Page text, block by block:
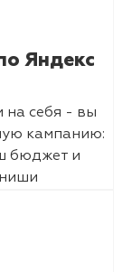
Яндекс
на себя - вы
кампанию:
бюджет и